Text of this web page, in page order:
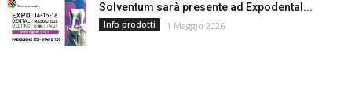
Solventum sarà presente ad Expodental...
Info prodotti 1 Maggio 2026